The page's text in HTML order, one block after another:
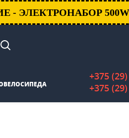
ЭЛЕКТРОНАБОР 500W
+375 (29)
+375 (29)